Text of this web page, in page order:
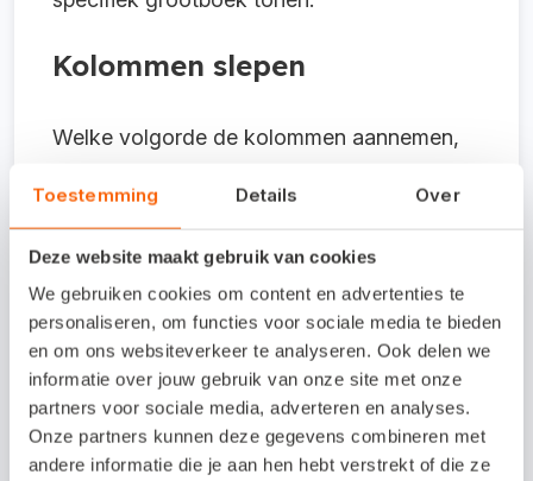
Toestemming Details Over
Deze website maakt gebruik van cookies
We gebruiken cookies om content en advertenties te
personaliseren, om functies voor sociale media te bieden
en om ons websiteverkeer te analyseren. Ook delen we
informatie over jouw gebruik van onze site met onze
partners voor sociale media, adverteren en analyses.
Onze partners kunnen deze gegevens combineren met
andere informatie die je aan hen hebt verstrekt of die ze
Kolommen slepen
Welke volgorde de kolommen aannemen,
muiscursor op de kolomnaam klikt en
vervolgens de muis ingedrukt houdt, kunt u
de kolom slepen naar iedere willekeurige
locatie in de kolommenreeks.